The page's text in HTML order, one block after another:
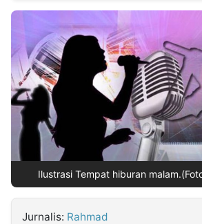
Partner
Insight
NTB
Suara
Time
Lens
IDN
Daily
Jogja
Jalan
Rakyat
Idealita
News
Kita
Notice
Dinamikapost.com
Radar
Baru
Seedbacklink
Follow
Kabarbaru
Ilustrasi Tempat hiburan
Jurnalis: Rahmad